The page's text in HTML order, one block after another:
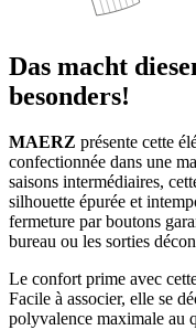
Das macht
besonders!
MAERZ présente cette
confectionnée dans une
saisons intermédiaires,
silhouette épurée et
fermeture par boutons
bureau ou les sorties
Le confort prime avec
Facile à associer, elle se
polyvalence maximale au